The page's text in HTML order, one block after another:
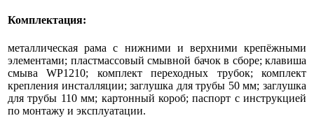
Комплектация:
металлическая рама с нижними и верхними крепёжными
элементами; пластмассовый смывной бачок в сборе; клавиша
смыва WP1210; комплект переходных трубок; комплект
крепления инсталляции; заглушка для трубы 50 мм; заглушка
для трубы 110 мм; картонный короб; паспорт с инструкцией
по монтажу и эксплуатации.